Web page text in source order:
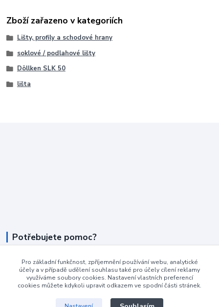
Zboží zařazeno v kategoriích
Lišty, profily a schodové hrany
soklové / podlahové lišty
Döllken SLK 50
lišta
Potřebujete pomoc?
+420 604 990 800
po-pá 8:15 - 17:00 hod
info@podlahovyraj.cz
Pro základní funkčnost, zpříjemnění používání webu, analytické
účely a v případě udělení souhlasu také pro účely cílení reklamy
využíváme soubory cookies. Nastavení vlastních preferencí
cookies můžete kdykoli upravit odkazem ve spodní části stránek.